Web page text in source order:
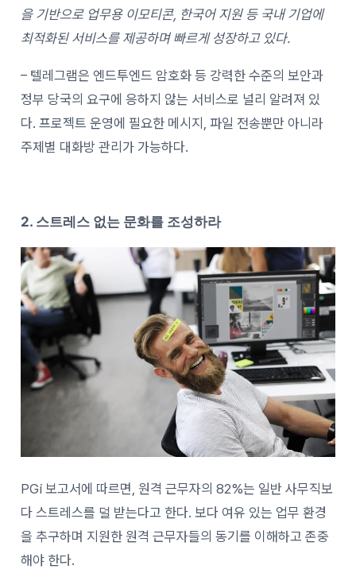
을 기반으로 업무용 이모티콘, 한국어 지원 등 국내 기업에
최적화된 서비스를 제공하며 빠르게 성장하고 있다.
– 텔레그램은 엔드투엔드 암호화 등 강력한 수준의 보안과
정부 당국의 요구에 응하지 않는 서비스로 널리 알려져 있
다. 프로젝트 운영에 필요한 메시지, 파일 전송뿐만 아니라
주제별 대화방 관리가 가능하다.
2. 스트레스 없는 문화를 조성하라
PGi 보고서에 따르면, 원격 근무자의 82%는 일반 사무직보
다 스트레스를 덜 받는다고 한다. 보다 여유 있는 업무 환경
을 추구하며 지원한 원격 근무자들의 동기를 이해하고 존중
해야 한다.